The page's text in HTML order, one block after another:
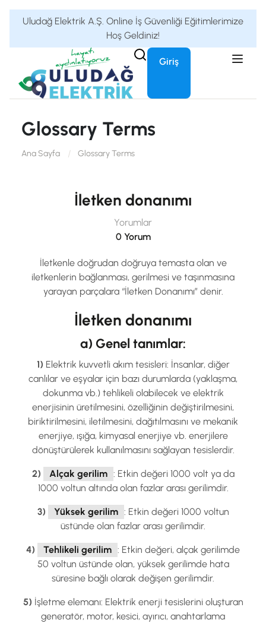
Uludağ Elektrik A.Ş. Online İş Güvenliği Eğitimlerimize
Hoş Geldiniz!
Giriş
Glossary Terms
Ana Sayfa Glossary Terms
İletken donanımı
Yorumlar
0 Yorum
İletkenle doğrudan doğruya temasta olan ve
iletkenlerin bağlanması, gerilmesi ve taşınmasına
yarayan parçalara “İletken Donanımı” denir.
İletken donanımı
a) Genel tanımlar:
1) Elektrik kuvvetli akım tesisleri: İnsanlar, diğer
canlılar ve eşyalar için bazı durumlarda (yaklaşma,
dokunma vb.) tehlikeli olabilecek ve elektrik
enerjisinin üretilmesini, özelliğinin değiştirilmesini,
biriktirilmesini, iletilmesini, dağıtılmasını ve mekanik
enerjiye, ışığa, kimyasal enerjiye vb. enerjilere
dönüştürülerek kullanılmasını sağlayan tesislerdir.
2) Alçak gerilim : Etkin değeri 1000 volt ya da
1000 voltun altında olan fazlar arası gerilimdir.
3) Yüksek gerilim : Etkin değeri 1000 voltun
üstünde olan fazlar arası gerilimdir.
4) Tehlikeli gerilim : Etkin değeri, alçak gerilimde
50 voltun üstünde olan, yüksek gerilimde hata
süresine bağlı olarak değişen gerilimdir.
5) İşletme elemanı: Elektrik enerji tesislerini oluşturan
generatör, motor, kesici, ayırıcı, anahtarlama